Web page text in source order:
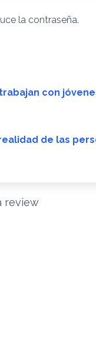
la contraseña.
con
de las
review